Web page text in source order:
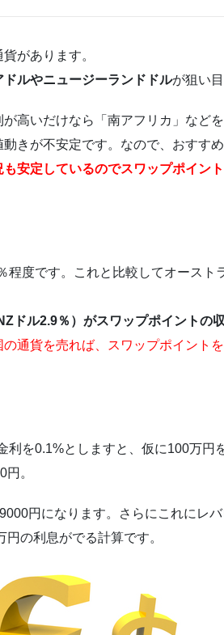
があります。
ルやニュージーランドドルが狙い目
高いだけなら「南アフリカ」など
きが不安定です。なので、おすす
安定しているのでスワップポイン
程度です。これと比較してオースト
ドル2.9％）がスワップポイントの
通貨を売れば、スワップポイント
利を0.1%としますと、仮に100万円
。
円になります。さらにこれにレ
の利息がでる計算です。